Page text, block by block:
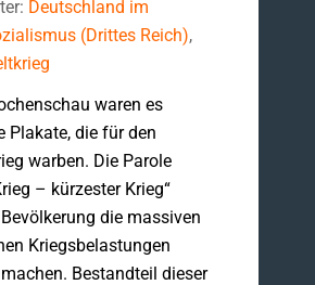
Deutschland im
(Drittes Reich),
waren es
Plakate, die für den
warben. Die Parole
– kürzester Krieg“
die massiven
Kriegsbelastungen
Bestandteil dieser